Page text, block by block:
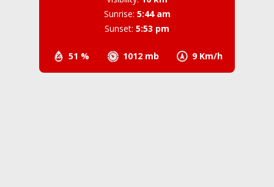
51 % 1012 mb 9 Km/h
Sunrise: 5:44 am
Sunset: 5:53 pm